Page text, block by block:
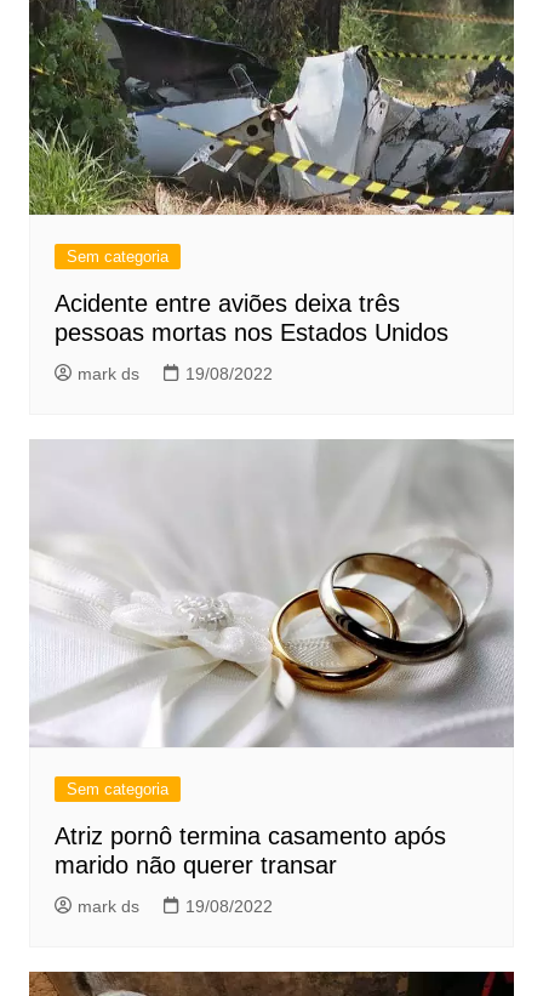
Sem categoria
Acidente entre aviões deixa três
pessoas mortas nos Estados Unidos
mark ds 19/08/2022
Sem categoria
Atriz pornô termina casamento após
marido não querer transar
mark ds 19/08/2022